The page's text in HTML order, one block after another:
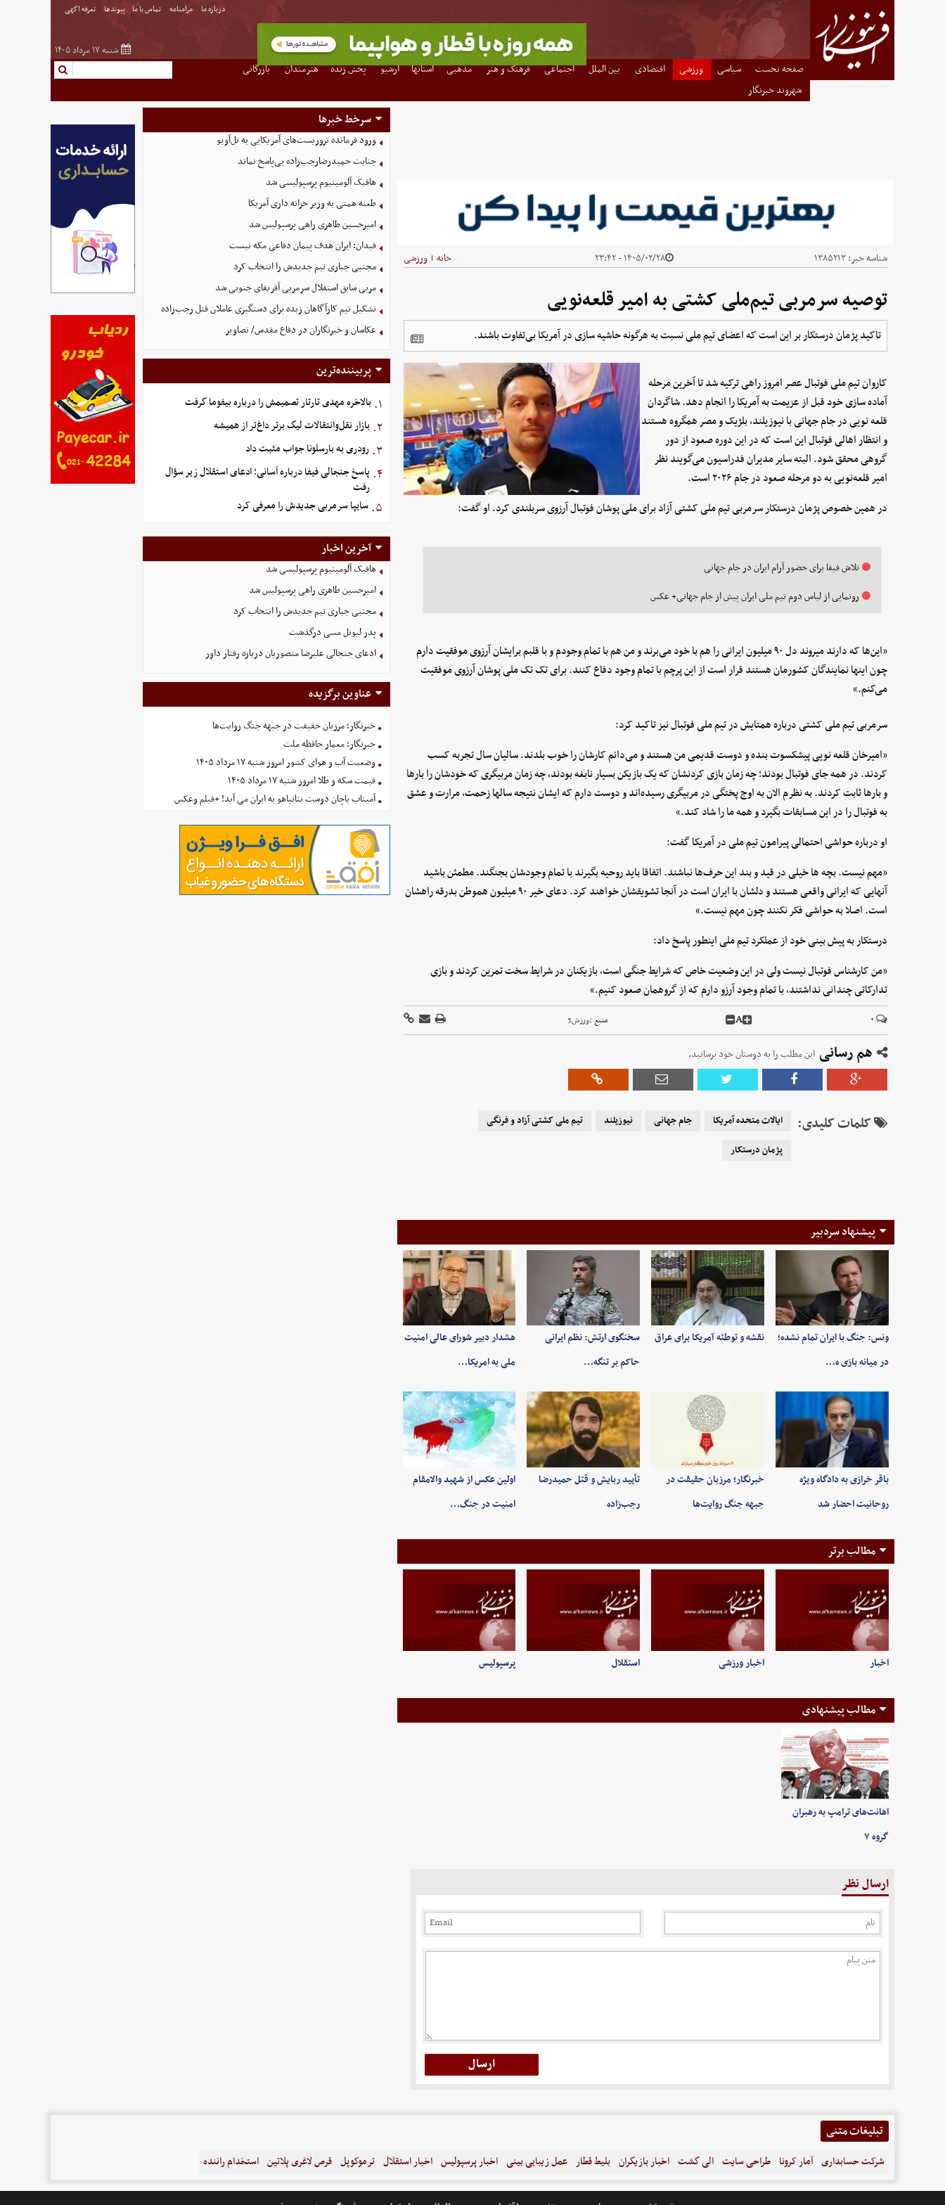
درباره ما مرامنامه تماس با ما پیوندها تعرفه اگهی
شنبه ۱۷ مرداد ۱۴۰۵
صفحه نخست سیاسی ورزشی اقتصادی بین الملل اجتماعی فرهنگ و هنر مذهبی استانها آرشیو پخش زنده هنرمندان
بازرگانی
شهروند خبرنگار
شناسه خبر:۱۳۸۵۲۱۳ ۱۴۰۵/۰۲/۲۸ - ۲۳:۴۲ خانه | ورزشی
توصیه سرمربی تیم‌ملی کشتی به امیر قلعه‎‌نویی
تاکید پژمان درستکار بر این است که اعضای تیم ملی نسبت به هرگونه حاشیه سازی در آمریکا بی‌تفاوت باشند.
کاروان تیم ملی فوتبال عصر امروز راهی ترکیه شد تا آخرین مرحله
آماده سازی خود قبل از عزیمت به آمریکا را انجام دهد. شاگردان
قلعه نویی در جام جهانی با نیوزیلند، بلژیک و مصر همگروه هستند
و انتظار اهالی فوتبال این است که در این دوره صعود از دور
گروهی محقق شود. البته سایر مدیران فدراسیون می‌گویند نظر
امیر قلعه‌نویی به دو مرحله صعود در جام ۲۰۲۶ است.
در همین خصوص پژمان درستکار سرمربی تیم ملی کشتی آزاد برای ملی پوشان فوتبال آرزوی سربلندی کرد. او گفت:
تلاش فیفا برای حضور آرام ایران در جام جهانی
رونمایی از لباس دوم تیم ملی ایران پیش از جام جهانی+ عکس
«این‌ها که دارند میروند دل ۹۰ میلیون ایرانی را هم با خود می‌برند و من هم با تمام وجودم و با قلبم برایشان آرزوی موفقیت دارم
چون اینها نمایندگان کشورمان هستند قرار است از این پرچم با تمام وجود دفاع کنند. برای تک تک ملی پوشان آرزوی موفقیت
می‌کنم.»
سرمربی تیم ملی کشتی درباره همتایش در تیم ملی فوتبال نیز تاکید کرد:
«امیرخان قلعه نویی پیشکسوت بنده و دوست قدیمی من هستند و می‌دانم کارشان را خوب بلدند. سالیان سال تجربه کسب
کردند. در همه جای فوتبال بودند؛ چه زمان بازی کردنشان که یک بازیکن بسیار نابغه بودند، چه زمان مربیگری که خودشان را بارها
و بارها ثابت کردند. به نظرم الان به اوج پختگی در مربیگری رسیده‌اند و دوست دارم که ایشان نتیجه سالها زحمت، مرارت و عشق
به فوتبال را در این مسابقات بگیرد و همه ما را شاد کند.»
او درباره حواشی احتمالی پیرامون تیم ملی در آمریکا گفت:
«مهم نیست. بچه ها خیلی در قید و بند این حرف‌ها نباشند. اتفاقا باید روحیه بگیرند با تمام وجودشان بجنگند. مطمئن باشید
آنهایی که ایرانی واقعی هستند و دلشان با ایران است در آنجا تشویقشان خواهند کرد. دعای خیر ۹۰ میلیون هموطن بدرقه راهشان
است. اصلا به حواشی فکر نکنند چون مهم نیست.»
درستکار به پیش بینی خود از عملکرد تیم ملی اینطور پاسخ داد:
«من کارشناس فوتبال نیست ولی در این وضعیت خاص که شرایط جنگی است، بازیکنان در شرایط سخت تمرین کردند و بازی
تدارکاتی چندانی نداشتند، با تمام وجود آرزو دارم که از گروهمان صعود کنیم.»
۰ A منبع :ورزش3
هم رسانی این مطلب را به دوستان خود برسانید.
کلمات کلیدی: ایالات متحده آمریکا جام جهانی نیوزیلند
تیم ملی کشتی آزاد و فرنگی
پژمان درستکار
پیشنهاد سردبیر
ونس: جنگ با ایران تمام نشده؛
در میانه بازی ه…
نقشه و توطئه آمریکا برای عراق
سخنگوی ارتش: نظم ایرانی
حاکم بر تنگه…
هشدار دبیر شورای عالی امنیت
ملی به امریکا…
باقر خرازی به دادگاه ویژه
روحانیت احضار شد
خبرنگار؛ مرزبان حقیقت در
جبهه جنگ روایت‌ها
تأیید ربایش و قتل حمیدرضا
رجب‌زاده
اولین عکس از شهید والامقام
امنیت در جنگ…
مطالب برتر
اخبار اخبار ورزشی استقلال پرسپولیس
مطالب پیشنهادی
اهانت‌های ترامپ به رهبران
گروه ۷
ارسال نظر
سرخط خبرها
ورود فرمانده تروریست‌های آمریکایی به تل‌آویو
جنایت حمیدرضارجب‌زاده بی‌پاسخ نماند
هافبک آلومینیوم پرسپولیسی شد
طعنه همتی به وزیر خزانه داری آمریکا
امیرحسین طاهری راهی پرسپولیس شد
فیدان: ایران هدف پیمان دفاعی مکه نیست
مجتبی جباری تیم جدیدش را انتخاب کرد
مربی سابق استقلال سرمربی آفریقای جنوبی شد
تشکیل تیم کارآگاهان زبده برای دستگیری عاملان قتل رجب‌زاده
عکاسان و خبرنگاران در دفاع مقدس/ تصاویر
پربیننده‌ترین
۱. بالاخره مهدی تارتار تصمیمش را درباره بیفوما گرفت
۲. بازار نقل‌وانتقالات لیگ برتر داغ‌تر از همیشه
۳. رودری به بارسلونا جواب مثبت داد
۴. پاسخ جنجالی فیفا درباره آسانی؛ ادعای استقلال زیر سؤال
رفت
۵. سایپا سرمربی جدیدش را معرفی کرد
آخرین اخبار
هافبک آلومینیوم پرسپولیسی شد
امیرحسین طاهری راهی پرسپولیس شد
مجتبی جباری تیم جدیدش را انتخاب کرد
پدر لیونل مسی درگذشت
ادعای جنجالی علیرضا منصوریان درباره رفتار داور
عناوین برگزیده
خبرنگار؛ مرزبان حقیقت در جبهه جنگ روایت‌ها
خبرنگار؛ معمار حافظه ملت
وضعیت آب و هوای کشور امروز شنبه ۱۷ مرداد ۱۴۰۵
قیمت سکه و طلا امروز شنبه ۱۷ مرداد ۱۴۰۵
آمیتاب باچان دوست نتانیاهو به ایران می آید! +فیلم وعکس
تبلیغات متنی
شرکت حسابداری آمار کرونا طراحی سایت الی گشت اخبار بازیگران بلیط قطار عمل زیبایی بینی اخبار پرسپولیس اخبار استقلال ترموکوپل قرص لاغری پلاتین استخدام راننده